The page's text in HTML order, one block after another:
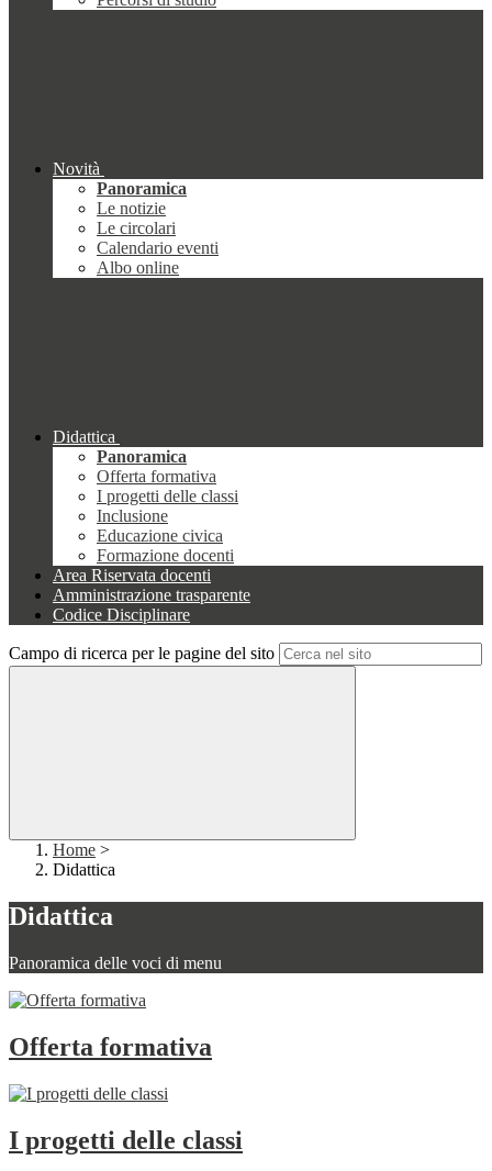
Novità
Panoramica
Le notizie
Le circolari
Calendario eventi
Albo online
Didattica
Panoramica
Offerta formativa
I progetti delle classi
Inclusione
Educazione civica
Formazione docenti
Area Riservata docenti
Amministrazione trasparente
Codice Disciplinare
Campo di ricerca per le pagine del sito
Home >
Didattica
Didattica
Panoramica delle voci di menu
Offerta formativa
I progetti delle classi